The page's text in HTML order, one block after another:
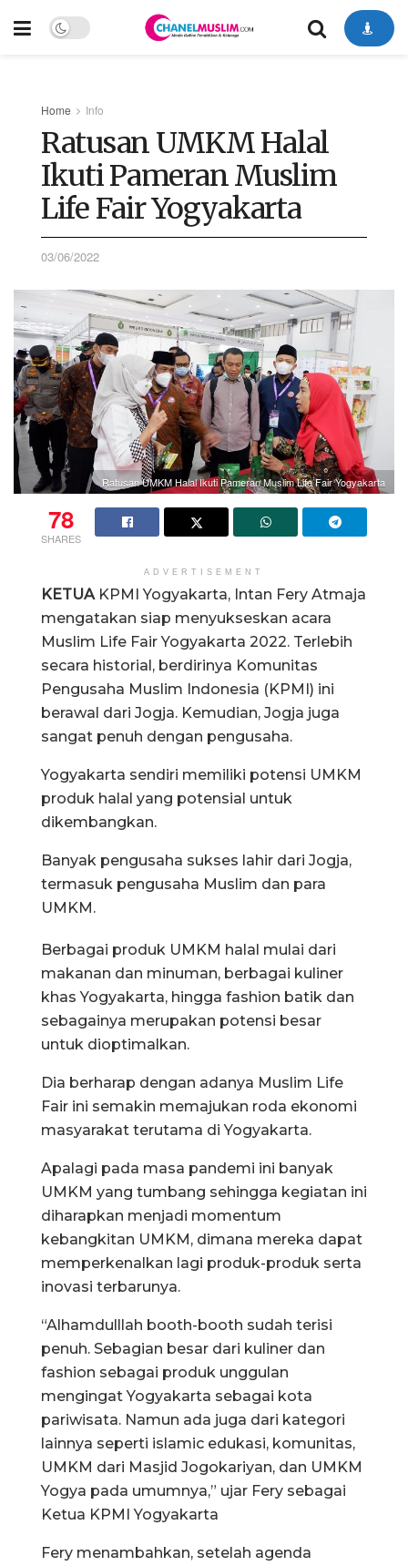
Home Info
Ratusan UMKM Halal
Ikuti Pameran Muslim
Life Fair Yogyakarta
03/06/2022
Ratusan UMKM Halal Ikuti Pameran Muslim Life Fair Yogyakarta
78
SHARES
ADVERTISEMENT
KETUA KPMI Yogyakarta, Intan Fery Atmaja
mengatakan siap menyukseskan acara
Muslim Life Fair Yogyakarta 2022. Terlebih
secara historial, berdirinya Komunitas
Pengusaha Muslim Indonesia (KPMI) ini
berawal dari Jogja. Kemudian, Jogja juga
sangat penuh dengan pengusaha.
Yogyakarta sendiri memiliki potensi UMKM
produk halal yang potensial untuk
dikembangkan.
Banyak pengusaha sukses lahir dari Jogja,
termasuk pengusaha Muslim dan para
UMKM.
Berbagai produk UMKM halal mulai dari
makanan dan minuman, berbagai kuliner
khas Yogyakarta, hingga fashion batik dan
sebagainya merupakan potensi besar
untuk dioptimalkan.
Dia berharap dengan adanya Muslim Life
Fair ini semakin memajukan roda ekonomi
masyarakat terutama di Yogyakarta.
Apalagi pada masa pandemi ini banyak
UMKM yang tumbang sehingga kegiatan ini
diharapkan menjadi momentum
kebangkitan UMKM, dimana mereka dapat
memperkenalkan lagi produk-produk serta
inovasi terbarunya.
“Alhamdulllah booth-booth sudah terisi
penuh. Sebagian besar dari kuliner dan
fashion sebagai produk unggulan
mengingat Yogyakarta sebagai kota
pariwisata. Namun ada juga dari kategori
lainnya seperti islamic edukasi, komunitas,
UMKM dari Masjid Jogokariyan, dan UMKM
Yogya pada umumnya,” ujar Fery sebagai
Ketua KPMI Yogyakarta
Fery menambahkan, setelah agenda